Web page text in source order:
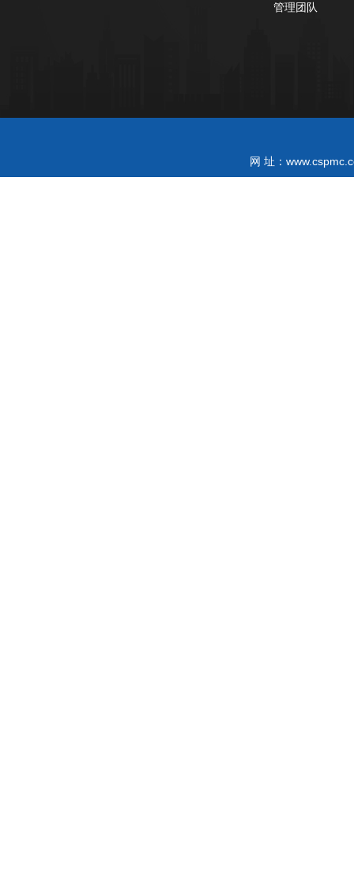
管理团队
网 址：